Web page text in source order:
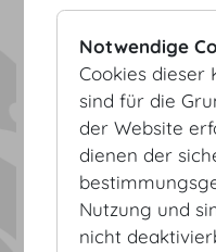
Notwendige
Cookies dieser
sind für die
der Website
dienen der
Nutzung und
nicht